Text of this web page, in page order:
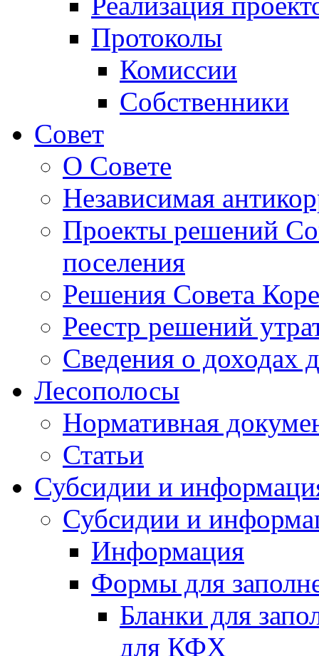
Протоколы
Комиссии
Собственники
Совет
О Совете
Независимая
Проекты решений
поселения
Решения Совета
Реестр решений
Сведения о доходах
Лесополосы
Нормативная
Статьи
Субсидии и
Субсидии и
Информация
Формы для
Бланки для
для КФХ